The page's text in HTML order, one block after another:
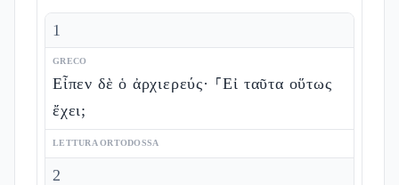
1
GRECO
Εἶπεν δὲ ὁ ἀρχιερεύς· ⸀Εἰ ταῦτα οὕτως
ἔχει;
LETTURA ORTODOSSA
2